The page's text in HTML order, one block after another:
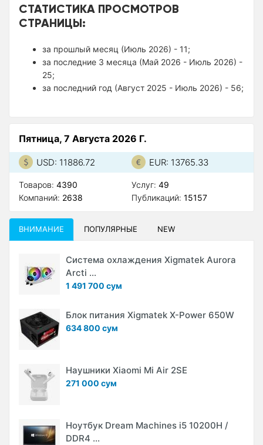
СТАТИСТИКА ПРОСМОТРОВ
СТРАНИЦЫ:
за прошлый месяц (Июль 2026) - 11;
за последние 3 месяца (Май 2026 - Июль 2026) -
25;
за последний год (Август 2025 - Июль 2026) - 56;
Пятница, 7 Августа 2026 Г.
USD: 11886.72 EUR: 13765.33
Товаров: 4390
Компаний: 2638
Услуг: 49
Публикаций: 15157
ВНИМАНИЕ ПОПУЛЯРНЫЕ NEW
Система охлаждения Xigmatek Aurora
Arcti ...
1 491 700 сум
Блок питания Xigmatek X-Power 650W
634 800 сум
Наушники Xiaomi Mi Air 2SE
271 000 сум
Ноутбук Dream Machines i5 10200H /
DDR4 ...